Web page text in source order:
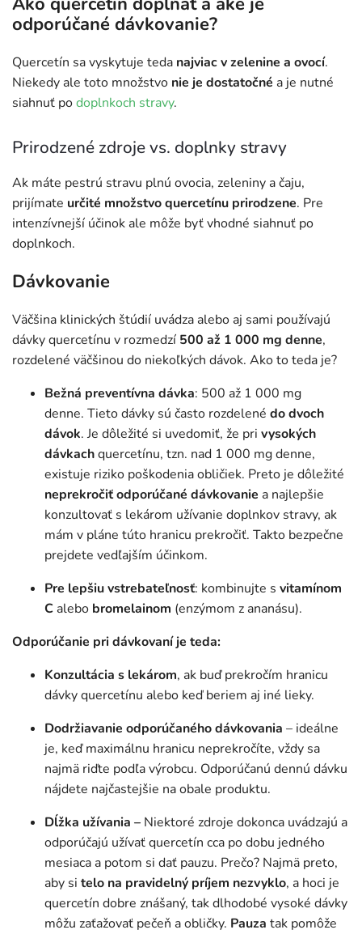
odporúčané dávkovanie?
Quercetín sa vyskytuje teda najviac v zelenine a ovocí.
Niekedy ale toto množstvo nie je dostatočné a je nutné
siahnuť podoplnkoch stravy.
Prirodzené zdroje vs. doplnky stravy
Ak máte pestrú stravu plnú ovocia, zeleniny a čaju,
prijímate určité množstvo quercetínu prirodzene. Pre
intenzívnejší účinok ale môže byť vhodné siahnuť po
doplnkoch.
Dávkovanie
Väčšina klinických štúdií uvádza alebo aj sami používajú
dávky quercetínu v rozmedzí 500 až 1 000 mg denne,
rozdelené väčšinou do niekoľkých dávok. Ako to teda je?
Bežná preventívna dávka: 500 až 1 000 mg
denne. Tieto dávky sú často rozdelené do dvoch
dávok. Je dôležité si uvedomiť, že pri vysokých
dávkachquercetínu, tzn. nad 1 000 mg denne,
existuje riziko poškodenia obličiek. Preto je dôležité
neprekročiť odporúčané dávkovanie a najlepšie
konzultovať s lekárom užívanie doplnkov stravy, ak
mám v pláne túto hranicu prekročiť. Takto bezpečne
prejdete vedľajším účinkom.
Pre lepšiu vstrebateľnosť: kombinujte s vitamínom
C alebo bromelainom (enzýmom z ananásu).
Odporúčanie pri dávkovaní je teda:
Konzultácia s lekárom, ak buď prekročím hranicu
dávky quercetínu alebo keď beriem aj iné lieky.
Dodržiavanie odporúčaného dávkovania – ideálne
je, keď maximálnu hranicu neprekročíte, vždy sa
najmä riďte podľa výrobcu. Odporúčanú dennú dávku
nájdete najčastejšie na obale produktu.
Dĺžka užívania – Niektoré zdroje dokonca uvádzajú a
odporúčajú užívať quercetín cca po dobu jedného
mesiaca a potom si dať pauzu. Prečo? Najmä preto,
aby si telo na pravidelný príjem nezvyklo, a hoci je
quercetín dobre znášaný, tak dlhodobé vysoké dávky
môžu zaťažovať pečeň a obličky. Pauza tak pomôže